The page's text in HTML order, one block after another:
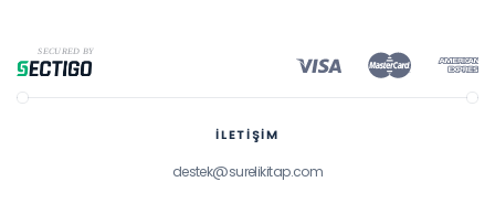
İLETİŞİM
destek@surelikitap.com